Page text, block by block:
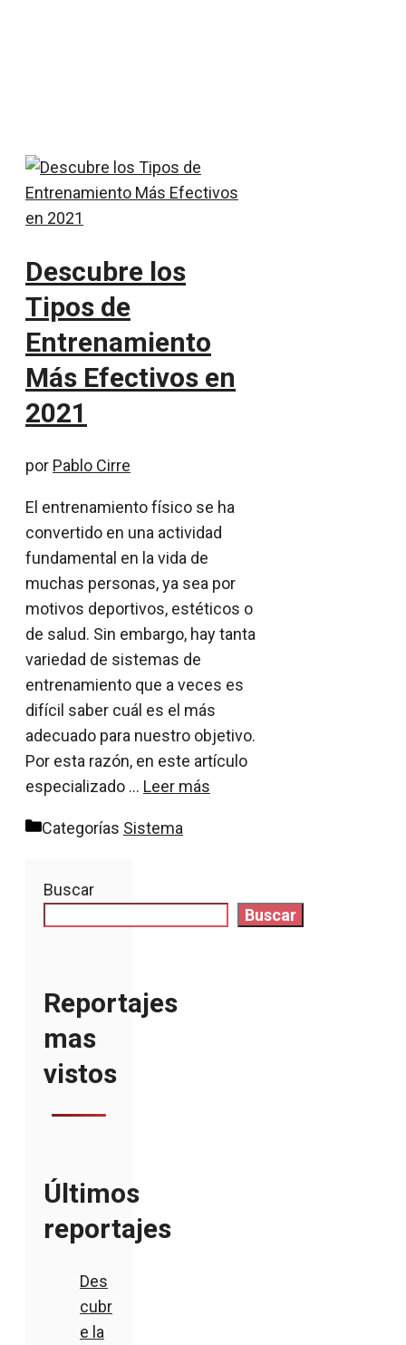
Descubre los
Tipos de
Entrenamiento
Más Efectivos en
2021
por Pablo Cirre
El entrenamiento físico se ha
convertido en una actividad
fundamental en la vida de
muchas personas, ya sea por
motivos deportivos, estéticos o
de salud. Sin embargo, hay tanta
variedad de sistemas de
entrenamiento que a veces es
difícil saber cuál es el más
adecuado para nuestro objetivo.
Por esta razón, en este artículo
especializado … Leer más
Categorías Sistema
Buscar
Buscar
Reportajes
mas
vistos
Últimos
reportajes
Des
cubr
e la